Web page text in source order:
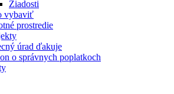
Žiadosti
vybaviť
prostredie
úrad ďakuje
o správnych poplatkoch